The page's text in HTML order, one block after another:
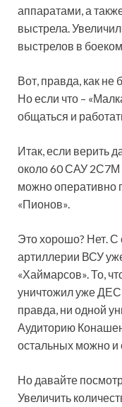
аппаратами, а
выстрела.
выстрелов в
Вот, правда, как не
Но если что –
общаться и
Итак, если верить
около 60 САУ
можно оперативно
«Пионов».
Это хорошо? Нет. С
артиллерии ВСУ
«Хаймарсов». То,
уничтожил уже
правда, ни одной
Аудиторию
остальных можно и
Но давайте
Увеличить